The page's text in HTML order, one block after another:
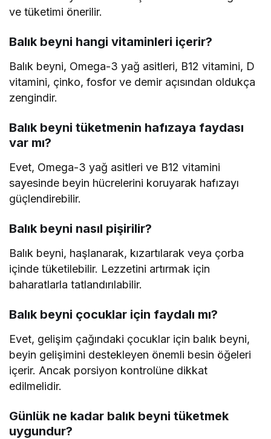
ve tüketimi önerilir.
Balık beyni hangi vitaminleri içerir?
Balık beyni, Omega-3 yağ asitleri, B12 vitamini, D
vitamini, çinko, fosfor ve demir açısından oldukça
zengindir.
Balık beyni tüketmenin hafızaya faydası
var mı?
Evet, Omega-3 yağ asitleri ve B12 vitamini
sayesinde beyin hücrelerini koruyarak hafızayı
güçlendirebilir.
Balık beyni nasıl pişirilir?
Balık beyni, haşlanarak, kızartılarak veya çorba
içinde tüketilebilir. Lezzetini artırmak için
baharatlarla tatlandırılabilir.
Balık beyni çocuklar için faydalı mı?
Evet, gelişim çağındaki çocuklar için balık beyni,
beyin gelişimini destekleyen önemli besin öğeleri
içerir. Ancak porsiyon kontrolüne dikkat
edilmelidir.
Günlük ne kadar balık beyni tüketmek
uygundur?